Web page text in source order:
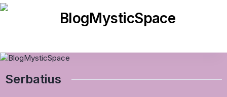
Skip
Serbatius